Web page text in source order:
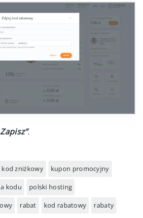
.
kod zniżkowy kupon promocyjny
kodu polski hosting
rabat kod rabatowy rabaty